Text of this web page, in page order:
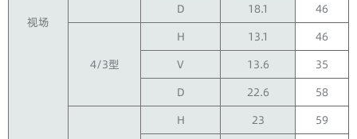
视场
D
18.1 46
4/3型
H 13.1
46
V
13.6
35
D
22.6 58
H 23
59